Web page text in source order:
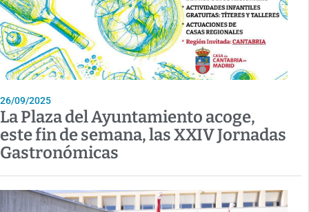
26/09/2025
La Plaza del Ayuntamiento acoge,
este fin de semana, las XXIV Jornadas
Gastronómicas